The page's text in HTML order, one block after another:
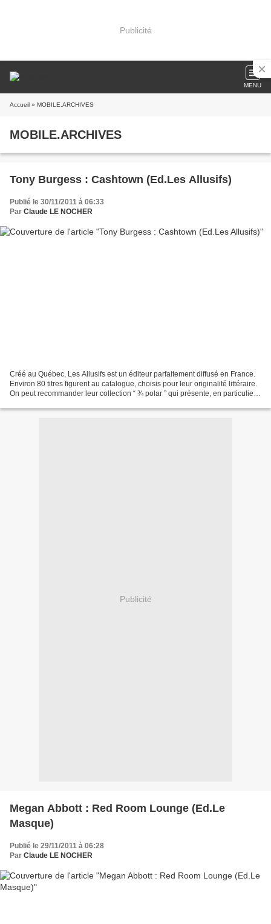
Publicité
MENU
Accueil » MOBILE.ARCHIVES
MOBILE.ARCHIVES
Tony Burgess : Cashtown (Ed.Les Allusifs)
Publié le 30/11/2011 à 06:33
Par Claude LE NOCHER
Créé au Québec, Les Allusifs est un éditeur parfaitement diffusé en France.
Environ 80 titres figurent au catalogue, choisis pour leur originalité littéraire.
On peut recommander leur collection “ ¾ polar ” qui présente, en particulier,
Publicité
Megan Abbott : Red Room Lounge (Ed.Le
Masque)
Publié le 29/11/2011 à 06:28
Par Claude LE NOCHER